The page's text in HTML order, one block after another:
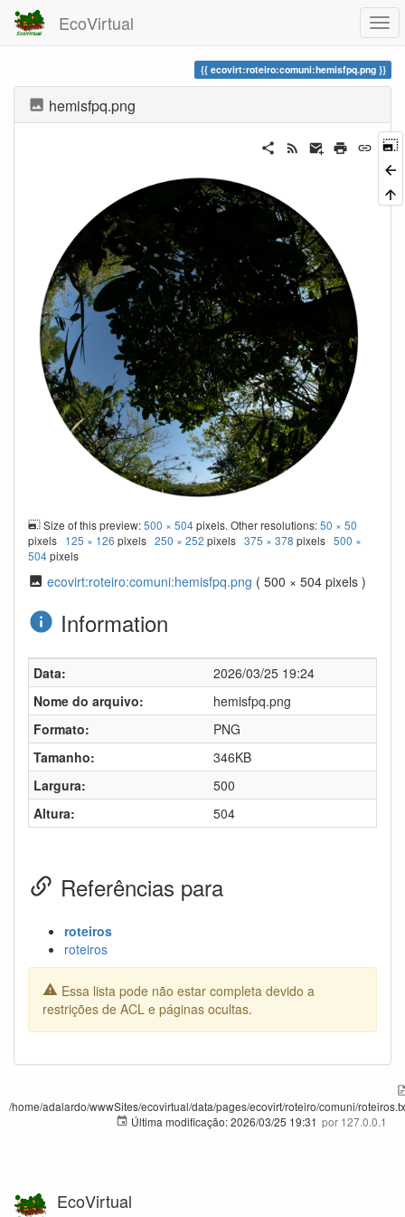
EcoVirtual
ecovirt:roteiro:comuni:hemisfpq.png
hemisfpq.png
Size of this preview:500 × 504pixels. Other resolutions:50 × 50
pixels 125 × 126 pixels 250 × 252 pixels 375 × 378 pixels 500 ×
504pixels
ecovirt:roteiro:comuni:hemisfpq.png ( 500 × 504 pixels )
Information
Data:
2026/03/25 19:24
Nome do arquivo:
hemisfpq.png
Formato:
PNG
Tamanho:
346KB
Largura:
500
Altura:
504
Referências para
roteiros
roteiros
Essa lista pode não estar completa devido a
restrições de ACL e páginas ocultas.
/home/adalardo/wwwSites/ecovirtual/data/pages/ecovirt/roteiro/comuni/
Última modificação:2026/03/25 19:31 por 127.0.0.1
EcoVirtual